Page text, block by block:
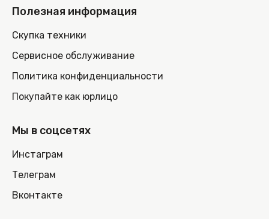
Полезная информация
Скупка техники
Сервисное обслуживание
Политика конфиденциальности
Покупайте как юрлицо
Мы в соцсетях
Инстаграм
Телеграм
Вконтакте